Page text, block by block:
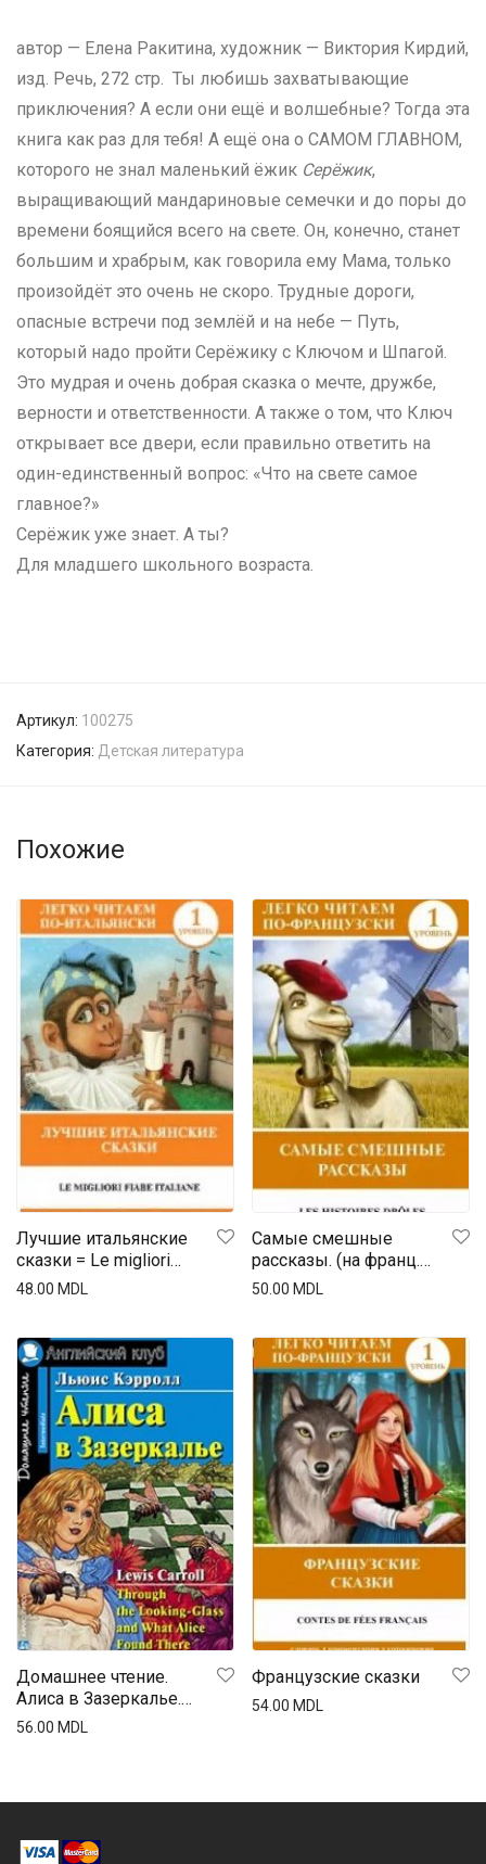
автор — Елена Ракитина, художник — Виктория Кирдий,
изд. Речь, 272 стр. Ты любишь захватывающие
приключения? А если они ещё и волшебные? Тогда эта
книга как раз для тебя! А ещё она о САМОМ ГЛАВНОМ,
которого не знал маленький ёжик Серёжик,
выращивающий мандариновые семечки и до поры до
времени боящийся всего на свете. Он, конечно, станет
большим и храбрым, как говорила ему Мама, только
произойдёт это очень не скоро. Трудные дороги,
опасные встречи под землёй и на небе — Путь,
который надо пройти Серёжику с Ключом и Шпагой.
Это мудрая и очень добрая сказка о мечте, дружбе,
верности и ответственности. А также о том, что Ключ
открывает все двери, если правильно ответить на
один-единственный вопрос: «Что на свете самое
главное?»
Серёжик уже знает. А ты?
Для младшего школьного возраста.
Артикул: 100275
Категория: Детская литература
Похожие
Лучшие итальянские
сказки = Le migliori
fiabe italiane. (на итал.
48.00 MDL
Самые смешные
рассказы. (на франц.
яз.)
50.00 MDL
Домашнее чтение.
Алиса в Зазеркалье.
(на англ. яз.)
56.00 MDL
Французские сказки
54.00 MDL